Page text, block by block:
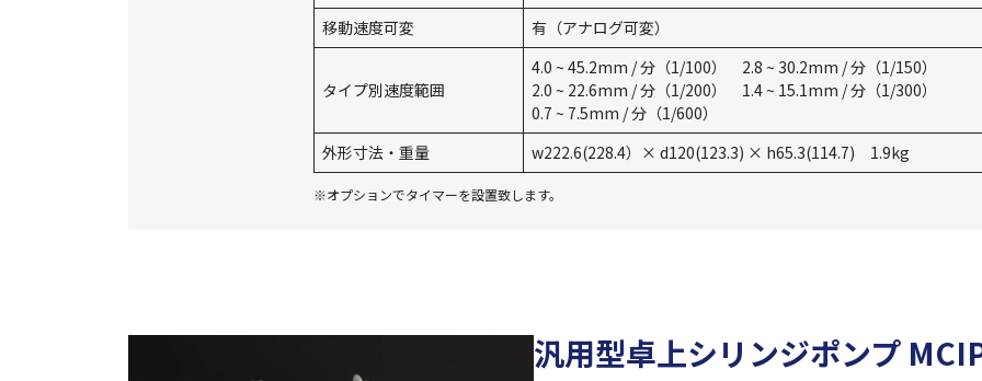
移動速度可変
有（アナログ可変）
タイプ別速度範囲
4.0 ~ 45.2mm / 分（1/100） 2.8 ~ 30.2mm / 分（1/150）
2.0 ~ 22.6mm / 分（1/200） 1.4 ~ 15.1mm / 分（1/300）
0.7 ~ 7.5mm / 分（1/600）
外形寸法・重量
w222.6(228.4）× d120(123.3) × h65.3(114.7) 1.9kg
※オプションでタイマーを設置致します。
汎用型卓上シリンジポンプ